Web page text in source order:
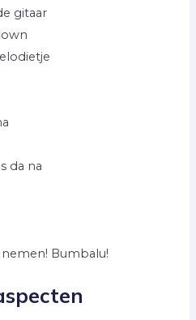
gitaar
da na
Bumbalu!